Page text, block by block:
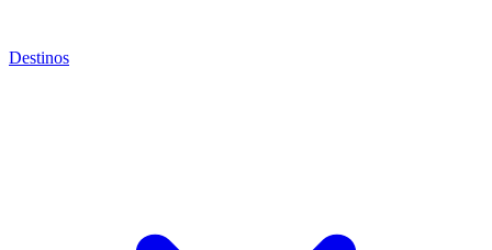
Destinos